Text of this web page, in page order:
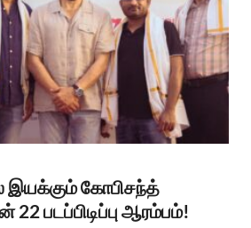
கோபிசந்த்
படப்பிடிப்பு ஆரம்பம்!